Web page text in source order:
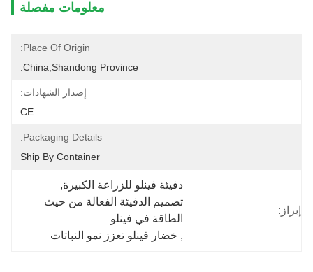
معلومات مفصلة
Place Of Origin:
China,Shandong Province.
إصدار الشهادات:
CE
Packaging Details:
Ship By Container
إبراز:
دفيئة فينلو للزراعة الكبيرة,
الطاقة في فينلو
, خضار فينلو تعزز نمو النباتات